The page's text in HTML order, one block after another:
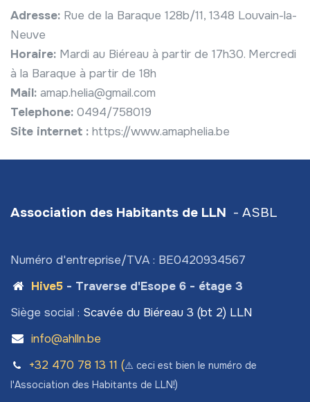
Adresse: Rue de la Baraque 128b/11, 1348 Louvain-la-
Neuve
Horaire: Mardi au Biéreau à partir de 17h30. Mercredi
à la Baraque à partir de 18h
Mail: amap.helia@gmail.com
Telephone: 0494/758019
Site internet : https://www.amaphelia.be
Association des Habitants de LLN - ASBL
Numéro d'entreprise/TVA : BE0420934567
Hive5- Traverse d'Esope 6 - étage 3
Siège social : Scavée du Biéreau 3 (bt 2) LLN
info@ahlln.be
+32 470 78​ 13 11 (⚠️ ceci est bien le numéro de
l'Association des Habitants de LLN!)